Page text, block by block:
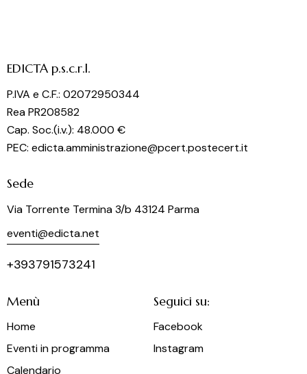
EDICTA p.s.c.r.l.
P.IVA e C.F.: 02072950344
Rea PR208582
Cap. Soc.(i.v.): 48.000 €
PEC: edicta.amministrazione@pcert.postecert.it
Sede
Via Torrente Termina 3/b 43124 Parma
eventi@edicta.net
+393791573241
Menù
Home
Eventi in programma
Calendario
Seguici su:
Facebook
Instagram